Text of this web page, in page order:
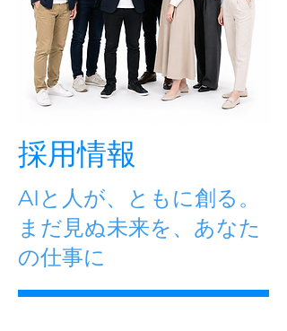
​採用情報
AIと人が、ともに創る。
まだ見ぬ未来を、あなた
の仕事に